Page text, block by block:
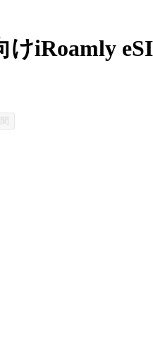
けiRoamly